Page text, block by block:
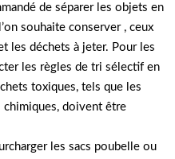
de séparer les objets en
souhaite conserver , ceux
les déchets à jeter. Pour les
les règles de tri sélectif en
toxiques, tels que les
doivent être
les sacs poubelle ou